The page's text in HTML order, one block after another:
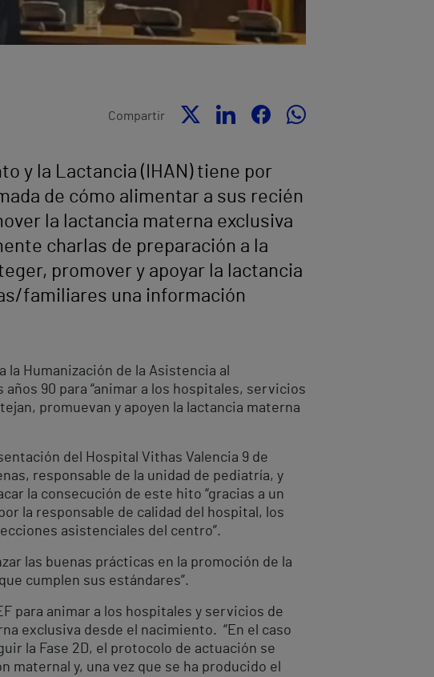
Compartir
y la Lactancia (IHAN) tiene por
de cómo alimentar a sus recién
la lactancia materna exclusiva
charlas de preparación a la
promover y apoyar la lactancia
familiares una información
la Humanización de la Asistencia al
años 90 para “animar a los hospitales, servicios
promuevan y apoyen la lactancia materna
del Hospital Vithas Valencia 9 de
responsable de la unidad de pediatría, y
la consecución de este hito “gracias a un
la responsable de calidad del hospital, los
asistenciales del centro”.
las buenas prácticas en la promoción de la
cumplen sus estándares”.
para animar a los hospitales y servicios de
exclusiva desde el nacimiento. “En el caso
la Fase 2D, el protocolo de actuación se
maternal y, una vez que se ha producido el